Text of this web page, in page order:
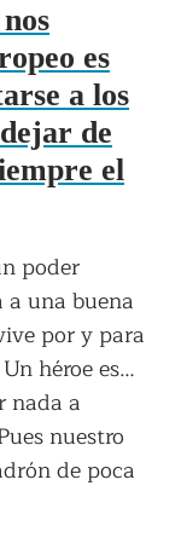
es
a los
de
el
poder
a una buena
por y para
héroe es…
nada a
nuestro
de poca